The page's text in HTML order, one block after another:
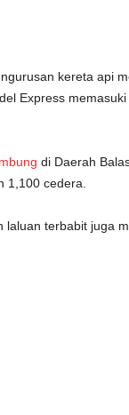
kereta api
Express
di Daerah
1,100 cedera.
terbabit juga